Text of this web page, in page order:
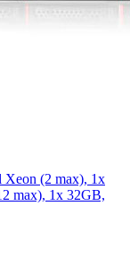
Xeon (2 max), 1x
max), 1x 32GB,